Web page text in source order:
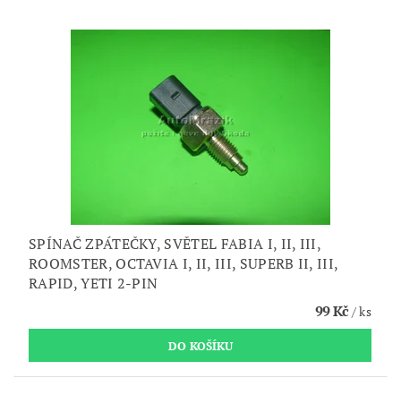
SPÍNAČ ZPÁTEČKY, SVĚTEL FABIA I, II, III,
ROOMSTER, OCTAVIA I, II, III, SUPERB II, III,
RAPID, YETI 2-PIN
99 Kč/ ks